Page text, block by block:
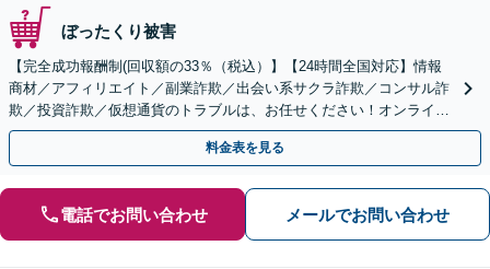
ぼったくり被害
【完全成功報酬制(回収額の33％（税込）】【24時間全国対応】情報
商材／アフィリエイト／副業詐欺／出会い系サクラ詐欺／コンサル詐
欺／投資詐欺／仮想通貨のトラブルは、お任せください！オンライン
のみで解決も可能！
料金表を見る
電話でお問い合わせ メールでお問い合わせ